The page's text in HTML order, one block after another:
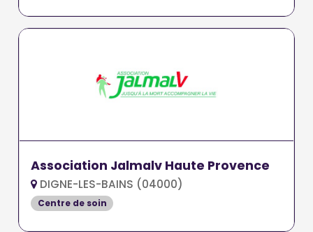
Association Jalmalv Haute Provence
DIGNE-LES-BAINS (04000)
Centre de soin